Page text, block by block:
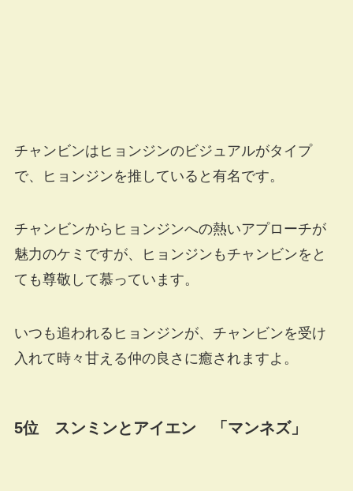
チャンビンはヒョンジンのビジュアルがタイプ
で、ヒョンジンを推していると有名です。
チャンビンからヒョンジンへの熱いアプローチが
魅力のケミですが、ヒョンジンもチャンビンをと
ても尊敬して慕っています。
いつも追われるヒョンジンが、チャンビンを受け
入れて時々甘える仲の良さに癒されますよ。
5位 スンミンとアイエン 「マンネズ」